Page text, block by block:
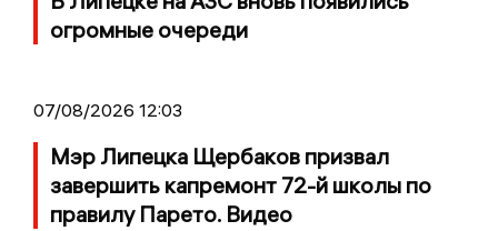
огромные очереди
07/08/2026 12:03
Мэр Липецка Щербаков призвал
завершить капремонт 72-й школы по
правилу Парето. Видео